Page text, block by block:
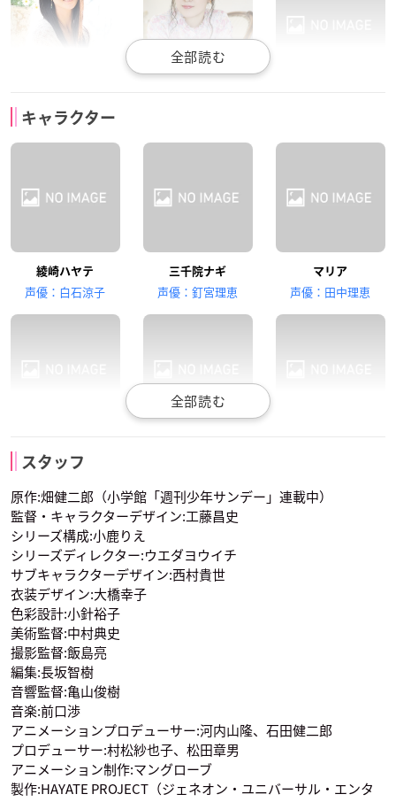
桂ヒナギク
川澄綾子
天王州アテネ
キャラクター
綾崎ハヤテ
声優：白石涼子
三千院ナギ
声優：釘宮理恵
マリア
声優：田中理恵
声優：伊藤静
天王州アテネ
声優：川澄綾子
スタッフ
原作:畑健二郎（小学館「週刊少年サンデー」連載中）
監督・キャラクターデザイン:工藤昌史
シリーズ構成:小鹿りえ
シリーズディレクター:ウエダヨウイチ
サブキャラクターデザイン:西村貴世
衣装デザイン:大橋幸子
色彩設計:小針裕子
美術監督:中村典史
撮影監督:飯島亮
編集:長坂智樹
音響監督:亀山俊樹
音楽:前口渉
アニメーションプロデューサー:河内山隆、石田健二郎
プロデューサー:村松紗也子、松田章男
アニメーション制作:マングローブ
製作:HAYATE PROJECT（ジェネオン・ユニバーサル・エンタ